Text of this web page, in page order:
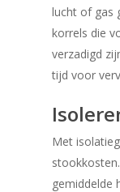
lucht of gas
korrels die
verzadigd
tijd voor
Met
gemiddelde